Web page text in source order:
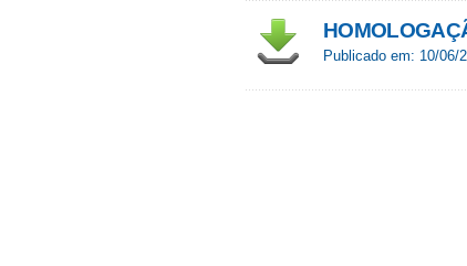
Publicado em: 10/06/